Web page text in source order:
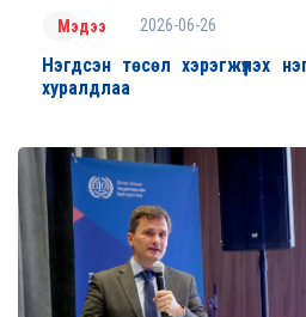
Мэдээ 2026-06-26
Нэгдсэн төсөл хэрэгжүүлэх
хуралдлаа